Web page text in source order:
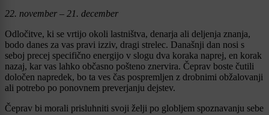
22. november – 21. december
Odločitve, ki se vrtijo okoli lastništva, denarja ali deljenja znanja,
bodo danes za vas pravi izziv, dragi strelec. Današnji dan nosi s
seboj precej specifično energijo v slogu dva koraka naprej, en korak
nazaj, kar vas lahko občasno pošteno znervira. Čeprav boste čutili
določen napredek, bo ta ves čas pospremljen z drobnimi obžalovanji
ali potrebo po ponovnem preverjanju dejstev.
Čeprav bi morali prisluhniti svoji želji po globljem spoznavanju sebe